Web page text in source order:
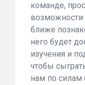
команде,
возможности
ближе
него будет
изучения и
чтобы
нам по силам